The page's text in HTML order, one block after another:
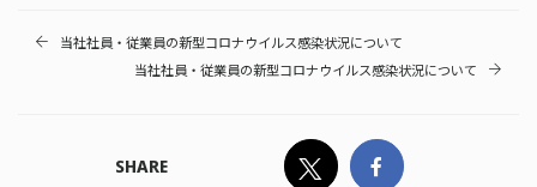
当社社員・従業員の新型コロナウイルス感染状況について
当社社員・従業員の新型コロナウイルス感染状況について
SHARE